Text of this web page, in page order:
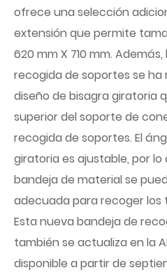
ofrece una selección
extensión que permite
620 mm X 710 mm.
recogida de soportes se
diseño de bisagra giratoria
superior del soporte de
recogida de soportes. El
giratoria es ajustable, por
bandeja de material se
adecuada para recoger los
Esta nueva bandeja de
también se actualiza en la
disponible a partir de